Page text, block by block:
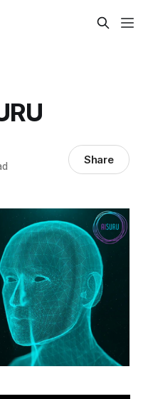
Share